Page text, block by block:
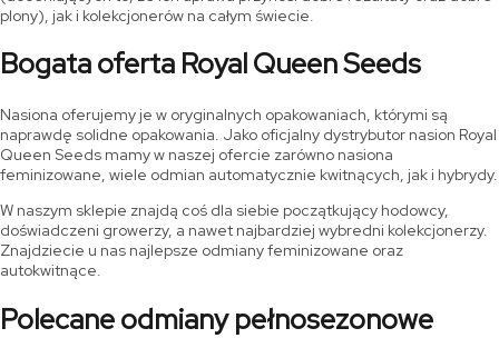
plony), jak i kolekcjonerów na całym świecie.
Bogata oferta Royal Queen Seeds
Nasiona oferujemy je w oryginalnych opakowaniach, którymi są
naprawdę solidne opakowania. Jako oficjalny dystrybutor nasion Royal
Queen Seeds mamy w naszej ofercie zarówno nasiona
feminizowane, wiele odmian automatycznie kwitnących, jak i hybrydy.
W naszym sklepie znajdą coś dla siebie początkujący hodowcy,
doświadczeni growerzy, a nawet najbardziej wybredni kolekcjonerzy.
Znajdziecie u nas najlepsze odmiany feminizowane oraz
autokwitnące.
Polecane odmiany pełnosezonowe